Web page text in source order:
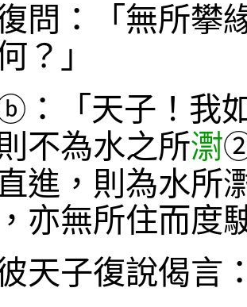
問：「無所攀
？」
：「天子！我
不為水之所㵱
進，則為水所
亦無所住而度
天子復說偈言